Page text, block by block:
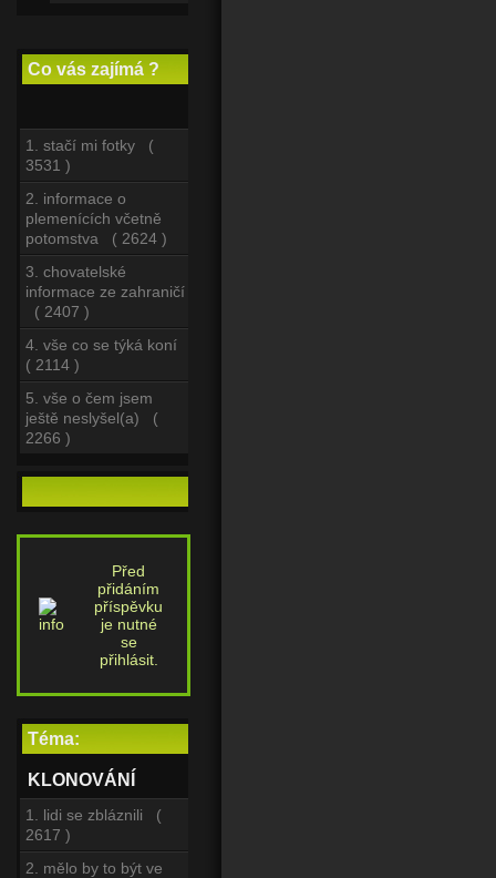
Co vás zajímá ?
1. stačí mi fotky (
3531 )
2. informace o
plemenících včetně
potomstva ( 2624 )
3. chovatelské
informace ze zahraničí
( 2407 )
4. vše co se týká koní
( 2114 )
5. vše o čem jsem
ještě neslyšel(a) (
2266 )
Před
přidáním
příspěvku
je nutné
se
přihlásit.
Téma:
KLONOVÁNÍ
1. lidi se zbláznili (
2617 )
2. mělo by to být ve